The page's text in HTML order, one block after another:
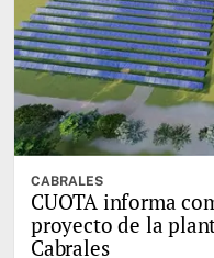
CABRALES
CUOTA informa
proyecto de la
Cabrales